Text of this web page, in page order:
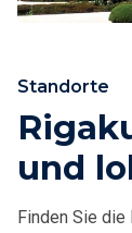
Standorte
und
Finden Sie die